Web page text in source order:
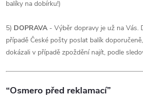
balíky na dobírku!)
5) DOPRAVA- Výběr dopravy je už na Vás.
případě České pošty poslat balík
dokázali v případě zpoždění najít, podle
“Osmero před reklamací”